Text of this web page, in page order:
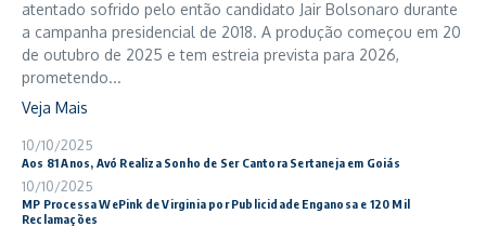
atentado sofrido pelo então candidato Jair Bolsonaro durante
a campanha presidencial de 2018. A produção começou em 20
de outubro de 2025 e tem estreia prevista para 2026,
prometendo...
Veja Mais
10/10/2025
Aos 81 Anos, Avó Realiza Sonho de Ser Cantora Sertaneja em Goiás
10/10/2025
MP Processa WePink de Virginia por Publicidade Enganosa e 120 Mil
Reclamações